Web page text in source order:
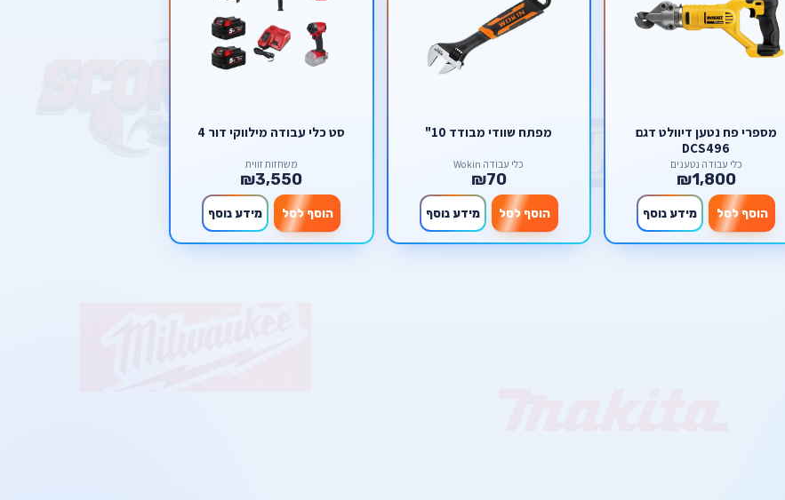
מספרי פח נטען דיוולט דגם
DCS496
כלי עבודה נטענים
₪1,800
הוסף לסל מידע נוסף
מפתח שוודי מבודד 10"
כלי עבודה Wokin
₪70
הוסף לסל מידע נוסף
סט כלי עבודה מילווקי דור 4
משחזות זווית
₪3,550
הוסף לסל מידע נוסף